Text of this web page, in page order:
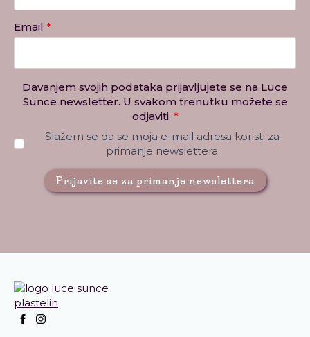
Email *
Davanjem svojih podataka prijavljujete se na Luce
Sunce newsletter. U svakom trenutku možete se
odjaviti. *
Slažem se da se moja e-mail adresa koristi za
primanje newslettera
Prijavite se za primanje newslettera